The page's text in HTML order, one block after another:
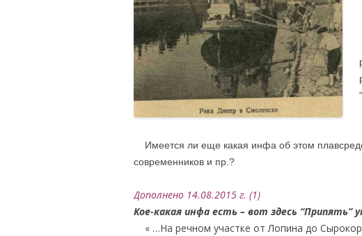
Имеется ли еще какая инфа об этом
современников и пр.?
Дополнено 14.08.2015 г. (1)
Кое-какая инфа есть – вот здесь “Припять”
« …На речном участке от Лопина до